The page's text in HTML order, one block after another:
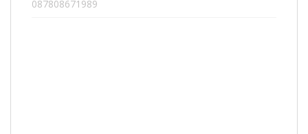
087808671989